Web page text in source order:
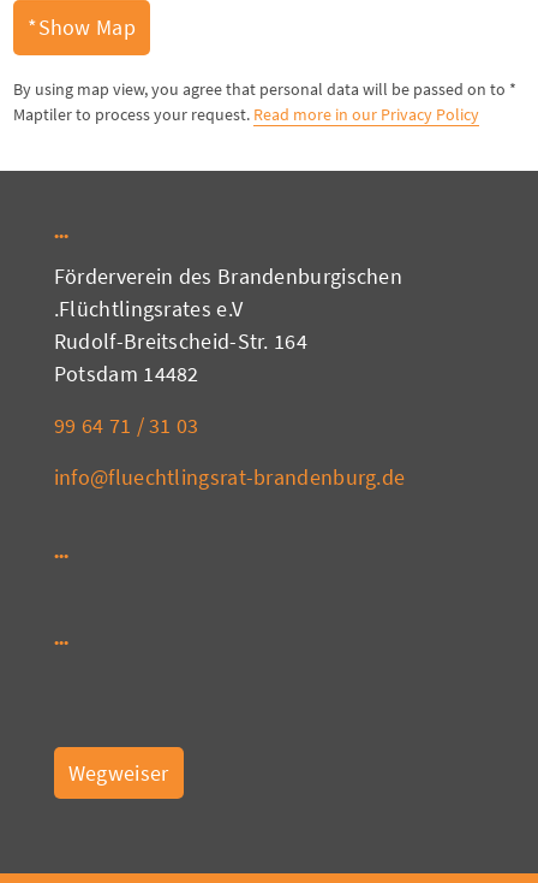
Show Map*
* By using map view, you agree that personal data will be passed on to
Maptiler to process your request. Read more in our Privacy Policy
Förderverein des Brandenburgischen
Flüchtlingsrates e.V.
Rudolf-Breitscheid-Str. 164
14482 Potsdam
03 31 / 71 64 99
info@fluechtlingsrat-brandenburg.de
Wegweiser